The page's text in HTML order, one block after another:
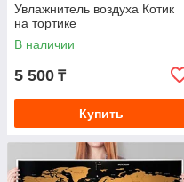
Увлажнитель воздуха Котик
на тортике
В наличии
5 500 ₸
Купить